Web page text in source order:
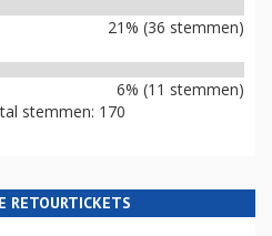
21% (36 stemmen)
6% (11 stemmen)
stemmen: 170
RETOURTICKETS